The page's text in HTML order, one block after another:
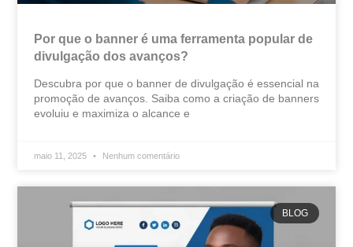
Por que o banner é uma ferramenta popular de
divulgação dos avanços?
Descubra por que o banner de divulgação é essencial na
promoção de avanços. Saiba como a criação de banners
evoluiu e maximiza o alcance e
maio 11, 2025 Nenhum comentário
BLOG